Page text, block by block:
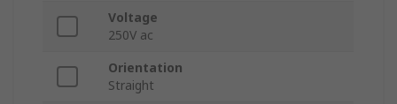
Voltage
250V ac
Orientation
Straight